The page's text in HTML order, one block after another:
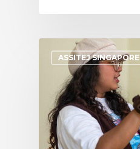
ASSITEJ SINGAPORE